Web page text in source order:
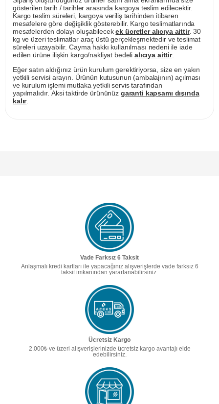
gösterilen tarih / tarihler arasında kargoya teslim edilecektir.
Kargo teslim süreleri, kargoya veriliş tarihinden itibaren
mesafelere göre değişiklik gösterebilir. Kargo teslimatlarında
mesafelerden dolayı oluşabilecekek ücretler alıcıya aittir. 30
kg ve üzeri teslimatlar araç üstü gerçekleşmektedir ve teslimat
süreleri uzayabilir. Cayma hakkı kullanılması nedeni ile iade
edilen ürüne ilişkin kargo/nakliyat bedeli alıcıya aittir.
Eğer satın aldığınız ürün kurulum gerektiriyorsa, size en yakın
yetkili servisi arayın. Ürünün kutusunun (ambalajının) açılması
ve kurulum işlemi mutlaka yetkili servis tarafından
yapılmalıdır. Aksi taktirde ürününüz garanti kapsamı dışında
kalır.
Vade Farksız 6 Taksit
Anlaşmalı kredi kartları ile yapacağınız alışverişlerde vade farksız 6
taksit imkanından yararlanabilirsiniz.
Ücretsiz Kargo
2.000₺ ve üzeri alışverişlerinizde ücretsiz kargo avantajı elde
edebilirsiniz.